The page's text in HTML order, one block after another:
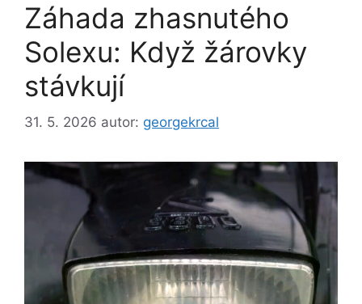
Záhada zhasnutého
Solexu: Když žárovky
stávkují
31. 5. 2026 autor: georgekrcal